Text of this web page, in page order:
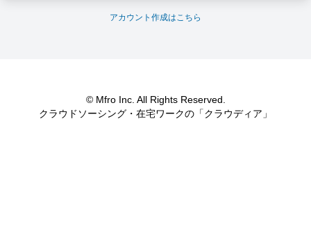
アカウント作成はこちら
© Mfro Inc. All Rights Reserved.
クラウドソーシング・在宅ワークの「クラウディア」